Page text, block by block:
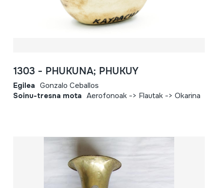
1303 - PHUKUNA; PHUKUY
Egilea Gonzalo Ceballos
Soinu-tresna mota Aerofonoak -> Flautak -> Okarina